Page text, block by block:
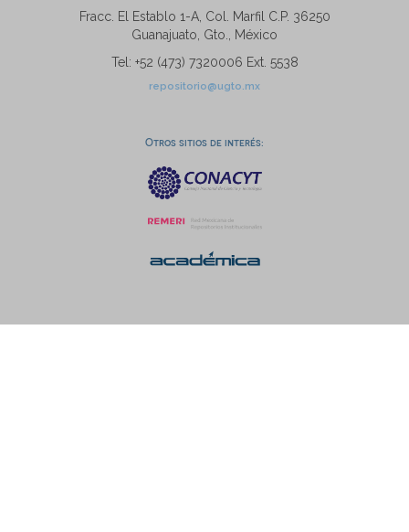
Fracc. El Establo 1-A, Col. Marfil C.P. 36250
Guanajuato, Gto., México
Tel: +52 (473) 7320006 Ext. 5538
repositorio@ugto.mx
Otros sitios de interés: